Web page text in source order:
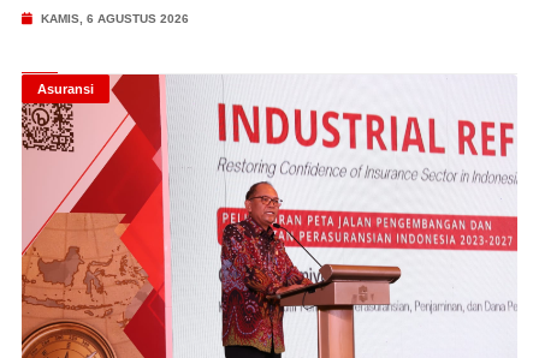
KAMIS, 6 AGUSTUS 2026
Asuransi